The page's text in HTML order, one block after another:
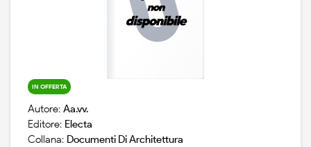
IN OFFERTA
Autore: Aa.vv.
Editore: Electa
Collana: Documenti Di Architettura